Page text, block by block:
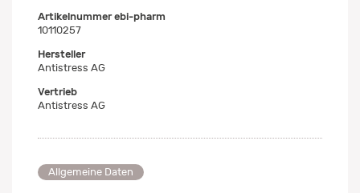
Artikelnummer ebi-pharm
10110257
Hersteller
Antistress AG
Vertrieb
Antistress AG
Allgemeine Daten